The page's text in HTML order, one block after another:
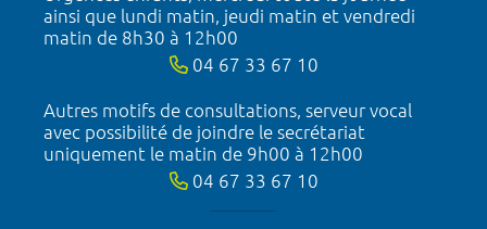
ainsi que lundi matin, jeudi matin et vendredi
matin de 8h30 à 12h00
04 67 33 67 10
Autres motifs de consultations, serveur vocal
avec possibilité de joindre le secrétariat
uniquement le matin de 9h00 à 12h00
04 67 33 67 10